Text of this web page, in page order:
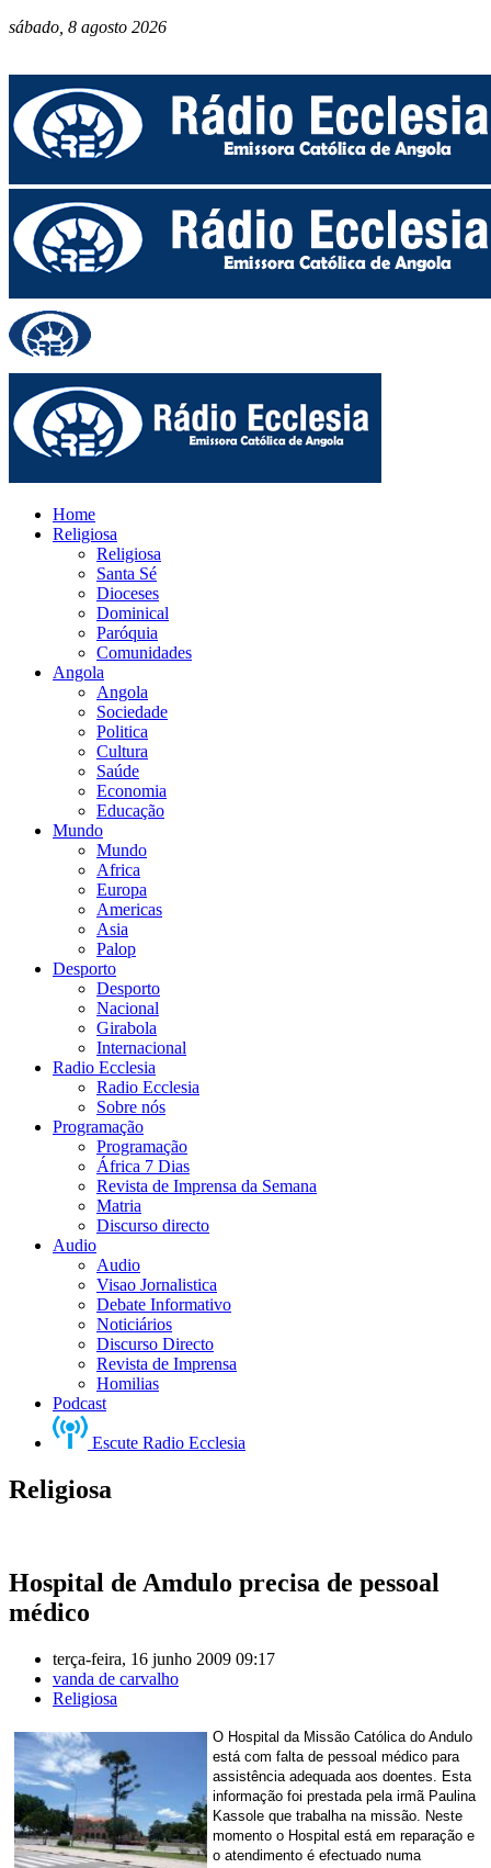
sábado, 8 agosto 2026
Home
Religiosa
Religiosa
Santa Sé
Dioceses
Dominical
Paróquia
Comunidades
Angola
Angola
Sociedade
Politica
Cultura
Saúde
Economia
Educação
Mundo
Mundo
Africa
Europa
Americas
Asia
Palop
Desporto
Desporto
Nacional
Girabola
Internacional
Radio Ecclesia
Radio Ecclesia
Sobre nós
Programação
Programação
África 7 Dias
Revista de Imprensa da Semana
Matria
Discurso directo
Audio
Audio
Visao Jornalistica
Debate Informativo
Noticiários
Discurso Directo
Revista de Imprensa
Homilias
Podcast
Escute Radio Ecclesia
Religiosa
Hospital de Amdulo precisa de pessoal
médico
terça-feira, 16 junho 2009 09:17
vanda de carvalho
Religiosa
O Hospital da Missão Católica do Andulo
está com falta de pessoal médico para
assistência adequada aos doentes. Esta
informação foi prestada pela irmã Paulina
Kassole que trabalha na missão. Neste
momento o Hospital está em reparação e
o atendimento é efectuado numa